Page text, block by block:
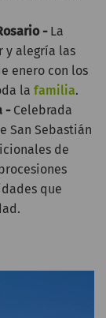
-La
y alegría las
enero con los
la familia.
-Celebrada
San Sebastián
de
que